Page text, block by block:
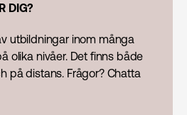
DIG?
utbildningar inom många
olika nivåer. Det finns både
på distans. Frågor? Chatta